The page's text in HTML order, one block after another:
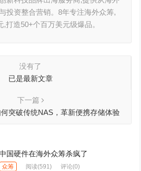
投资整合营销。8年专注海外众筹,
,打造50+个百万美元级爆品。
没有了
已是最新文章
下一篇
突破传统NAS，革新便携存储体验
国硬件在海外众筹杀疯了
众筹 阅读(591) 评论(0)